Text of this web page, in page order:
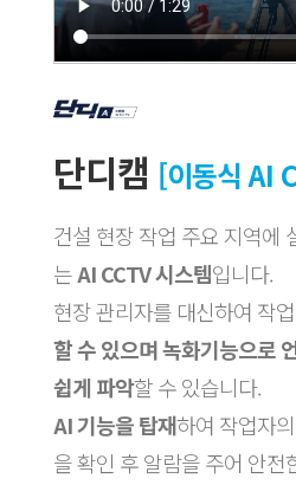
단디캠 [이동식 AI
건설 현장 작업 주요 지역에
는AI CCTV 시스템입니다.​
현장 관리자를 대신하여 작
할 수 있으며 녹화기능으로
쉽게 파악할 수 있습니다.​
AI 기능을 탑재하여 작업자
을 확인 후 알람을 주어 안전